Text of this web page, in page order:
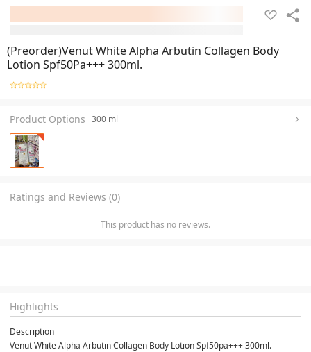
(Preorder)Venut White Alpha Arbutin Collagen Body
Lotion Spf50Pa+++ 300ml.
Product Options 300 ml
Ratings and Reviews (0)
This product has no reviews.
Highlights
Description
Venut White Alpha Arbutin Collagen Body Lotion Spf50pa+++ 300ml.